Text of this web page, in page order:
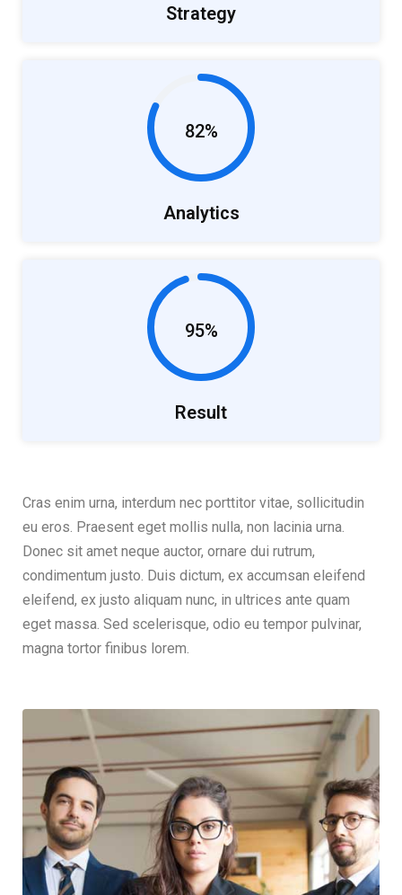
Strategy
82%
Analytics
95%
Result
Cras enim urna, interdum nec porttitor vitae, sollicitudin
eu eros. Praesent eget mollis nulla, non lacinia urna.
Donec sit amet neque auctor, ornare dui rutrum,
condimentum justo. Duis dictum, ex accumsan eleifend
eleifend, ex justo aliquam nunc, in ultrices ante quam
eget massa. Sed scelerisque, odio eu tempor pulvinar,
magna tortor finibus lorem.